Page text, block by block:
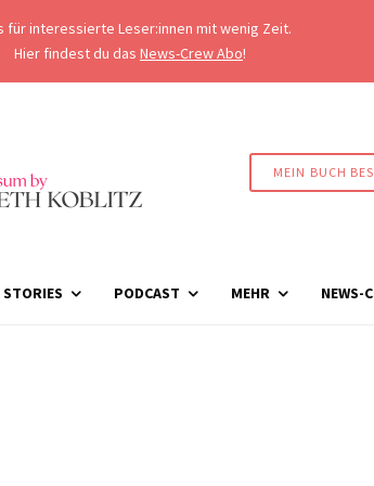
für interessierte Leser:innen mit wenig Zeit.
Hier findest du das News-Crew Abo!
MEIN BUCH
STORIES PODCAST MEHR NEWS-